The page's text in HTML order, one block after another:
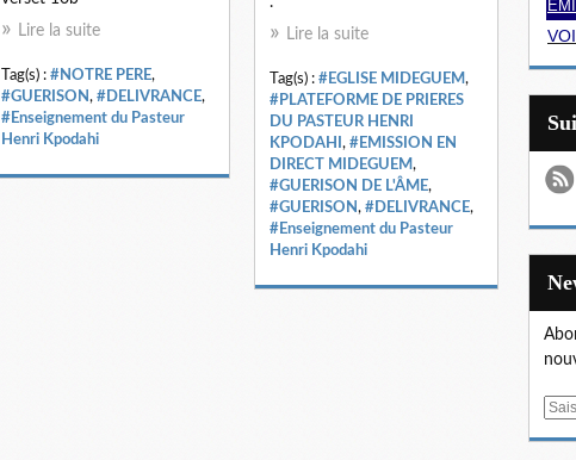
Lire la suite
Tag(s) : #NOTRE PERE,
#GUERISON, #DELIVRANCE,
#Enseignement du Pasteur
Henri Kpodahi
Lire la suite
Tag(s) : #EGLISE MIDEGUEM,
#PLATEFORME DE PRIERES
DU PASTEUR HENRI
KPODAHI , #EMISSION EN
DIRECT MIDEGUEM,
#GUERISON DE L'ÂME,
#GUERISON, #DELIVRANCE,
#Enseignement du Pasteur
Henri Kpodahi
E